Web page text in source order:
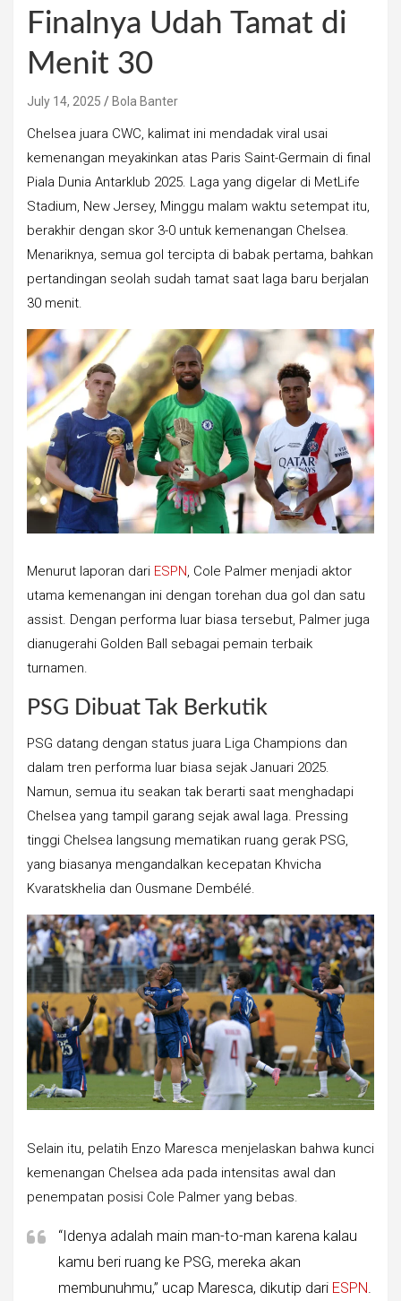
Finalnya Udah Tamat di
Menit 30
July 14, 2025 Bola Banter
Chelsea juara CWC, kalimat ini mendadak viral usai
kemenangan meyakinkan atas Paris Saint-Germain di final
Piala Dunia Antarklub 2025. Laga yang digelar di MetLife
Stadium, New Jersey, Minggu malam waktu setempat itu,
berakhir dengan skor 3-0 untuk kemenangan Chelsea.
Menariknya, semua gol tercipta di babak pertama, bahkan
pertandingan seolah sudah tamat saat laga baru berjalan
30 menit.
Menurut laporan dari ESPN, Cole Palmer menjadi aktor
utama kemenangan ini dengan torehan dua gol dan satu
assist. Dengan performa luar biasa tersebut, Palmer juga
dianugerahi Golden Ball sebagai pemain terbaik
turnamen.
PSG Dibuat Tak Berkutik
PSG datang dengan status juara Liga Champions dan
dalam tren performa luar biasa sejak Januari 2025.
Namun, semua itu seakan tak berarti saat menghadapi
Chelsea yang tampil garang sejak awal laga. Pressing
tinggi Chelsea langsung mematikan ruang gerak PSG,
yang biasanya mengandalkan kecepatan Khvicha
Kvaratskhelia dan Ousmane Dembélé.
Selain itu, pelatih Enzo Maresca menjelaskan bahwa kunci
kemenangan Chelsea ada pada intensitas awal dan
penempatan posisi Cole Palmer yang bebas.
“Idenya adalah main man-to-man karena kalau
kamu beri ruang ke PSG, mereka akan
membunuhmu,” ucap Maresca, dikutip dari ESPN.